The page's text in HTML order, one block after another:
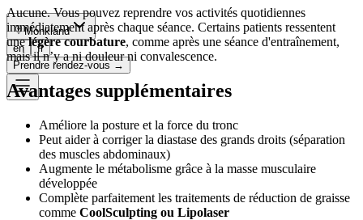
Monkland
en
fr
Prendre rendez-vous →
Aucune. Vous pouvez reprendre vos activités quotidiennes
immédiatement après chaque séance. Certains patients ressentent
unelégère courbature, comme après une séance d'entraînement,
mais il n’y a ni douleur ni convalescence.
Avantages supplémentaires
Améliore la posture et la force du tronc
Peut aider à corriger la diastase des grands droits (séparation
des muscles abdominaux)
Augmente le métabolisme grâce à la masse musculaire
développée
Complète parfaitement les traitements de réduction de graisse
comme CoolSculpting ou Lipolaser